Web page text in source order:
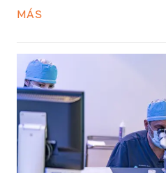
hipertensión ocular.
procedimiento, cómo
de tratamiento de 180°
por qué la TLS puede
retrasar la necesidad
glaucoma.
MÁS